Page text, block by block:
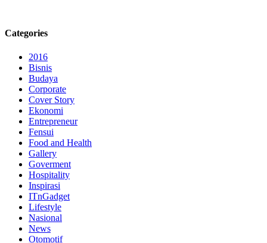
Categories
2016
Bisnis
Budaya
Corporate
Cover Story
Ekonomi
Entrepreneur
Fensui
Food and Health
Gallery
Goverment
Hospitality
Inspirasi
ITnGadget
Lifestyle
Nasional
News
Otomotif